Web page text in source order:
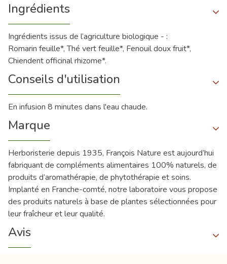
Ingrédients
Ingrédients issus de l’agriculture biologique - :
Romarin feuille*, Thé vert feuille*, Fenouil doux fruit*,
Chiendent officinal rhizome*.
Conseils d'utilisation
En infusion 8 minutes dans l'eau chaude.
Marque
Herboristerie depuis 1935, François Nature est aujourd’hui
fabriquant de compléments alimentaires 100% naturels, de
produits d’aromathérapie, de phytothérapie et soins.
Implanté en Franche-comté, notre laboratoire vous propose
des produits naturels à base de plantes sélectionnées pour
leur fraîcheur et leur qualité.
Avis